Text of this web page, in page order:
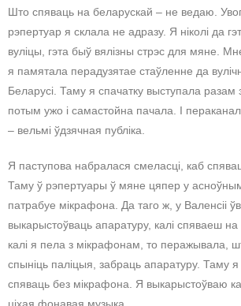
Што спяваць на беларускай – не ведаю.
рэпертуар я склала не адразу. Я ніколі да
вуліцы, гэта быў вялізны стрэс для мяне.
я памятала перадузятае стаўленне да
Беларусі. Таму я спачатку выступала разам
потым ужо і самастойна пачала. І
– вельмі ўдзячная публіка.
Я паступова набралася смеласці, каб
Таму ў рэпертуары ў мяне цяпер у
патрабуе мікрафона. Да таго ж, у Валенсіі
выкарыстоўваць апаратуру, калі спяваеш на
калі я пела з мікрафонам, то перажывала,
спыніць паліцыя, забраць апаратуру. Таму
спяваць без мікрафона. Я выкарыстоўваю
ціхая фонавая музыка.